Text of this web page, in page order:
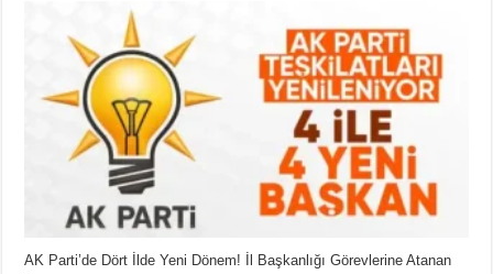
AK Parti’de Dört İlde Yeni Dönem! İl Başkanlığı Görevlerine Atanan